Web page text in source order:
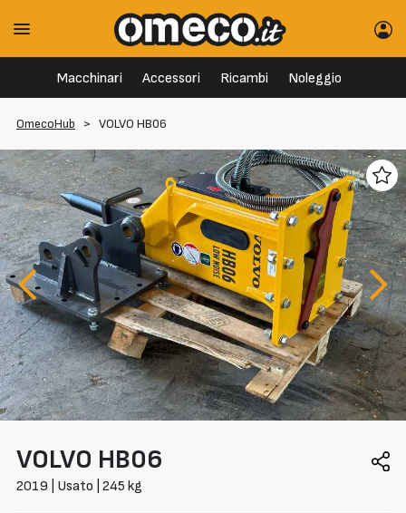
Macchinari Accessori Ricambi Noleggio
OmecoHub > VOLVO HB06
VOLVO HB06
2019 | Usato | 245 kg